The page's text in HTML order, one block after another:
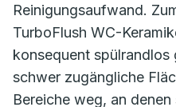
Reinigungsaufwand.
TurboFlush WC-
konsequent spülrandlos
schwer zugängliche
Bereiche weg, an